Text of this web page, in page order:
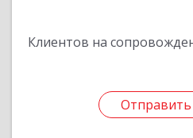
Клиентов на
Отправить
Отправить